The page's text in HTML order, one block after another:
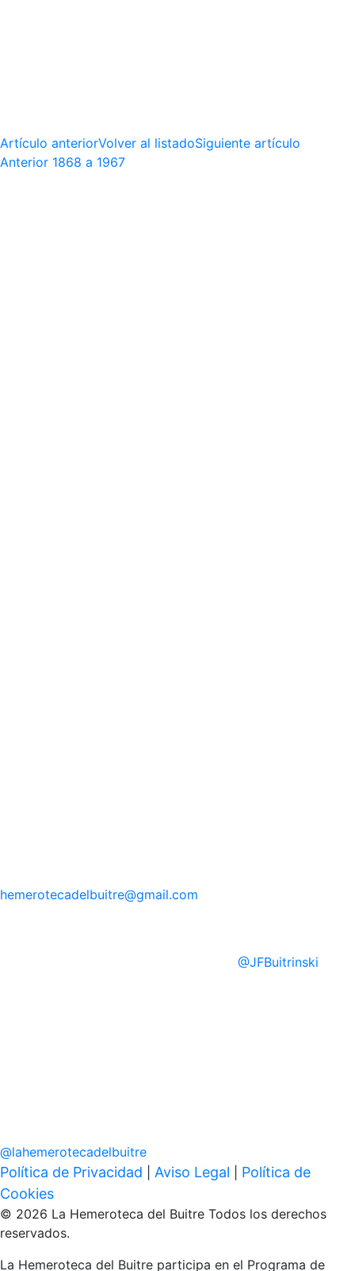
Artículo anteriorVolver al listadoSiguiente artículo
Anterior 1868 a 1967
hemerotecadelbuitre@gmail.com
@JFBuitrinski
@lahemerotecadelbuitre
Política de Privacidad Aviso Legal
Política de
Cookies
© 2026 La Hemeroteca del Buitre Todos los derechos
reservados.
La Hemeroteca del Buitre participa en el Programa de